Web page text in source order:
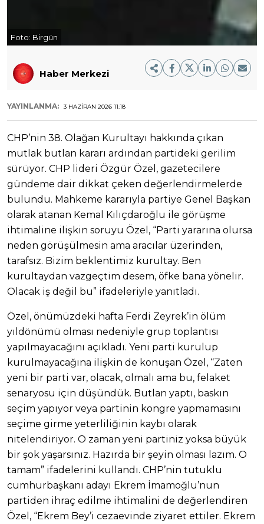
Foto: Birgün
Haber Merkezi
YAYINLANMA: 3 HAZIRAN 2026 11:18
CHP’nin 38. Olağan Kurultayı hakkında çıkan
mutlak butlan kararı ardından partideki gerilim
sürüyor. CHP lideri Özgür Özel, gazetecilere
gündeme dair dikkat çeken değerlendirmelerde
bulundu. Mahkeme kararıyla partiye Genel Başkan
olarak atanan Kemal Kılıçdaroğlu ile görüşme
ihtimaline ilişkin soruyu Özel, “Parti yararına olursa
neden görüşülmesin ama aracılar üzerinden,
tarafsız. Bizim beklentimiz kurultay. Ben
kurultaydan vazgeçtim desem, öfke bana yönelir.
Olacak iş değil bu” ifadeleriyle yanıtladı.
Özel, önümüzdeki hafta Ferdi Zeyrek’in ölüm
yıldönümü olması nedeniyle grup toplantısı
yapılmayacağını açıkladı. Yeni parti kurulup
kurulmayacağına ilişkin de konuşan Özel, “Zaten
yeni bir parti var, olacak, olmalı ama bu, felaket
senaryosu için düşündük. Butlan yaptı, baskın
seçim yapıyor veya partinin kongre yapmamasını
seçime girme yeterliliğinin kaybı olarak
nitelendiriyor. O zaman yeni partiniz yoksa büyük
bir şok yaşarsınız. Hazırda bir şeyin olması lazım. O
tamam” ifadelerini kullandı. CHP’nin tutuklu
cumhurbaşkanı adayı Ekrem İmamoğlu’nun
partiden ihraç edilme ihtimalini de değerlendiren
Özel, “Ekrem Bey’i cezaevinde ziyaret ettiler. Ekrem